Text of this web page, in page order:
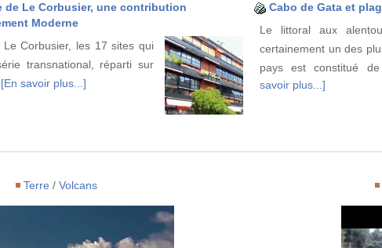
de Le Corbusier, une contribution
Moderne
Corbusier, les 17 sites qui
transnational, réparti sur
[En savoir plus...]
Cabo de Gata et
Le littoral aux
certainement un des
pays est constitué
savoir plus...]
Terre /Volcans